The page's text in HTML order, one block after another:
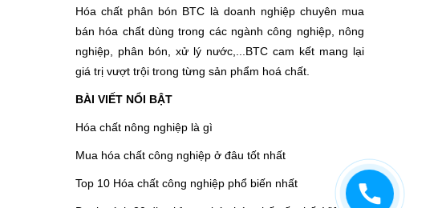
Hóa chất phân bón BTC là doanh nghiệp chuyên mua
bán hóa chất dùng trong các ngành công nghiệp, nông
nghiệp, phân bón, xử lý nước,...BTC cam kết mang lại
giá trị vượt trội trong từng sản phẩm hoá chất.
BÀI VIẾT NỔI BẬT
Hóa chất nông nghiệp là gì
Mua hóa chất công nghiệp ở đâu tốt nhất
Top 10 Hóa chất công nghiệp phổ biến nhất